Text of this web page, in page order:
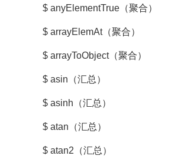
$ anyElementTrue（聚合）
$ arrayElemAt（聚合）
$ arrayToObject（聚合）
$ asin（汇总）
$ asinh（汇总）
$ atan（汇总）
$ atan2（汇总）